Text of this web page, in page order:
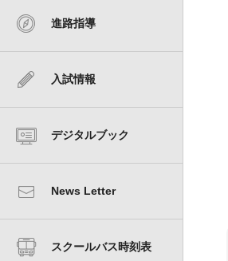
数字で見る
桜美林中学校・高等学校
学費および奨学金・助成金制度
進路指導
入試情報
高等学校 過去の入試問題
デジタルブック
News Letter
スクールバス時刻表